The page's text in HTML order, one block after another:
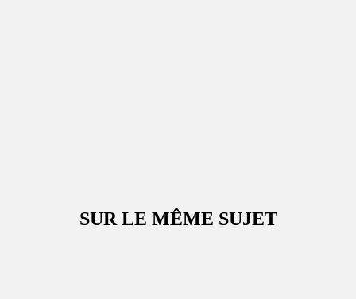
SUR LE MÊME SUJET